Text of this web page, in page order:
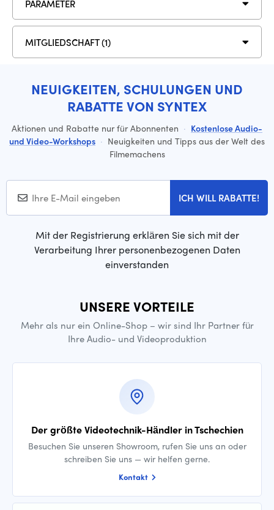
PARAMETER
MITGLIEDSCHAFT (1)
NEUIGKEITEN, SCHULUNGEN UND
RABATTE VON SYNTEX
Aktionen und Rabatte nur für Abonnenten · Kostenlose Audio-
und Video-Workshops · Neuigkeiten und Tipps aus der Welt des
Filmemachens
ICH WILL RABATTE!
Mit der Registrierung erklären Sie sich mit der
Verarbeitung Ihrer personenbezogenen Daten
einverstanden
UNSERE VORTEILE
Mehr als nur ein Online-Shop – wir sind Ihr Partner für
Ihre Audio- und Videoproduktion
Der größte Videotechnik-Händler in Tschechien
Besuchen Sie unseren Showroom, rufen Sie uns an oder
schreiben Sie uns — wir helfen gerne.
Kontakt